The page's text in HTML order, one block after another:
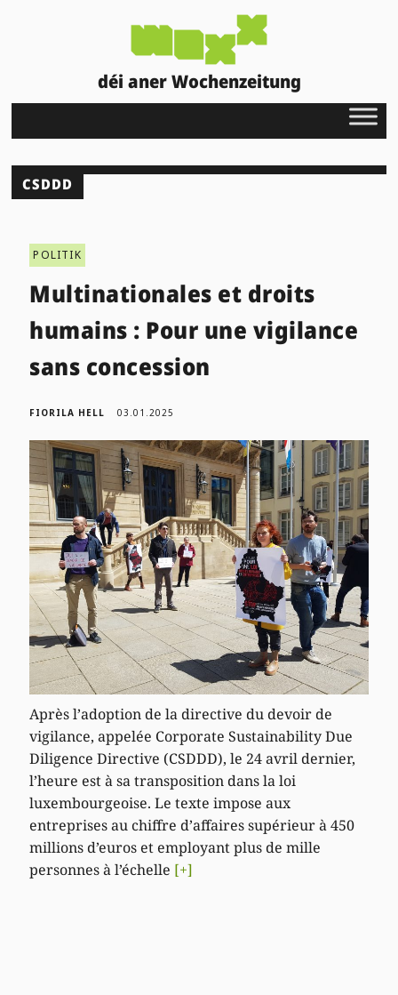
déi aner Wochenzeitung
CSDDD
POLITIK
Multinationales et droits
humains : Pour une vigilance
sans concession
FIORILA HELL 03.01.2025
Après l’adoption de la directive du devoir de
vigilance, appelée Corporate Sustainability Due
Diligence Directive (CSDDD), le 24 avril dernier,
l’heure est à sa transposition dans la loi
luxembourgeoise. Le texte impose aux
entreprises au chiffre d’affaires supérieur à 450
millions d’euros et employant plus de mille
personnes à l’échelle [+]